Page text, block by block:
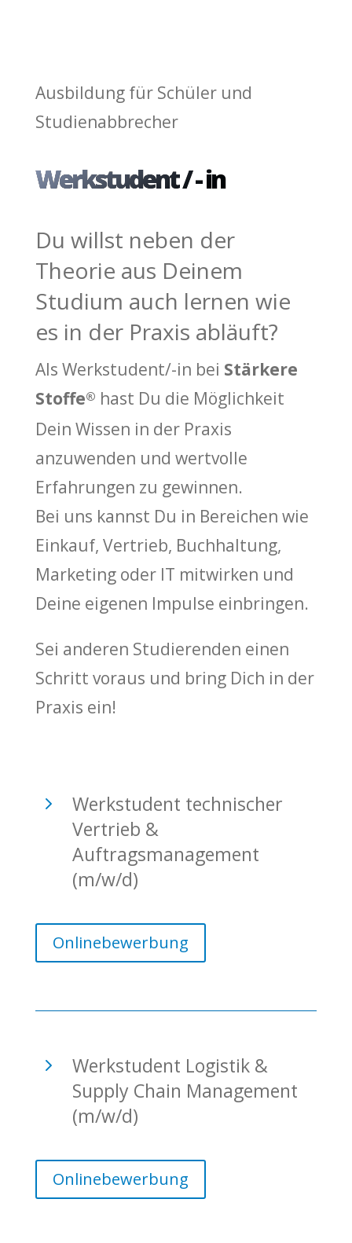
Ausbildung für Schüler und
Studienabbrecher
Werkstudent / - in
Du willst neben der
Theorie aus Deinem
Studium auch lernen wie
es in der Praxis abläuft?
Als Werkstudent/-in bei Stärkere
Stoffe® hast Du die Möglichkeit
Dein Wissen in der Praxis
anzuwenden und wertvolle
Erfahrungen zu gewinnen.
Bei uns kannst Du in Bereichen wie
Einkauf, Vertrieb, Buchhaltung,
Marketing oder IT mitwirken und
Deine eigenen Impulse einbringen.
Sei anderen Studierenden einen
Schritt voraus und bring Dich in der
Praxis ein!
5
Werkstudent technischer
Vertrieb &
Auftragsmanagement
(m/w/d)
Onlinebewerbung
5
Werkstudent Logistik &
Supply Chain Management
(m/w/d)
Onlinebewerbung